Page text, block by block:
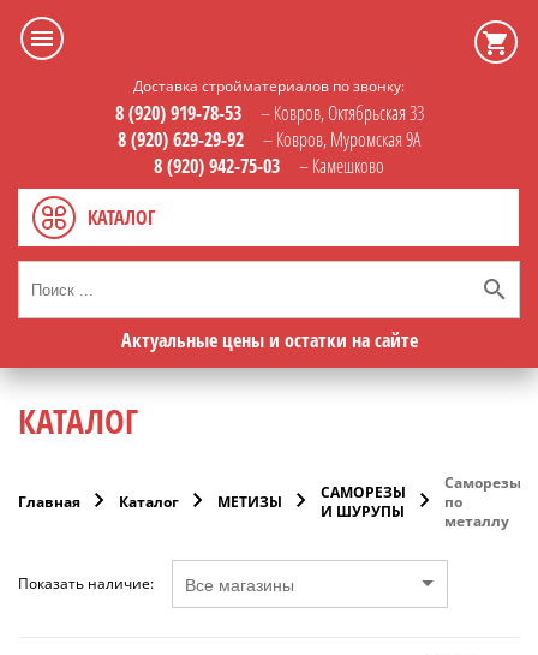
Доставка стройматериалов по звонку:
8 (920) 919-78-53
– Ковров, Октябрьская 33
8 (920) 629-29-92
– Ковров, Муромская 9А
8 (920) 942-75-03
– Камешково
КАТАЛОГ
Актуальные цены и остатки на сайте
КАТАЛОГ
Главная Каталог МЕТИЗЫ
САМОРЕЗЫ
И ШУРУПЫ
Саморезы
по
металлу
Показать наличие: